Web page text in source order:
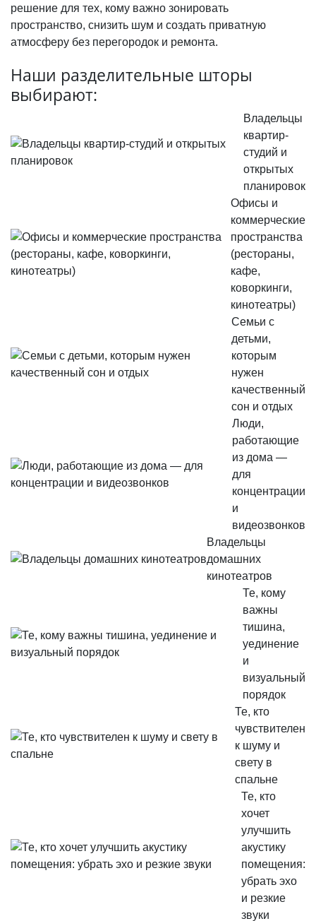
решение для тех, кому важно зонировать
пространство, снизить шум и создать приватную
атмосферу без перегородок и ремонта.
Наши разделительные шторы
выбирают:
Владельцы
квартир-
студий и
открытых
планировок
Офисы и
коммерческие
пространства
(рестораны,
кафе,
коворкинги,
кинотеатры)
Семьи с
детьми,
которым
нужен
качественный
сон и отдых
Люди,
работающие
из дома —
для
концентрации
и
видеозвонков
Владельцы
домашних
кинотеатров
Те, кому
важны
тишина,
уединение
и
визуальный
порядок
Те, кто
чувствителен
к шуму и
свету в
спальне
Те, кто
хочет
улучшить
акустику
помещения:
убрать эхо
и резкие
звуки